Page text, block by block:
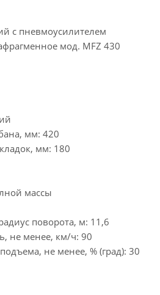
с пневмоусилителем
мод. MFZ 430
мм: 420
мм: 180
массы
поворота, м: 11,6
не менее, км/ч: 90
не менее, % (град): 30